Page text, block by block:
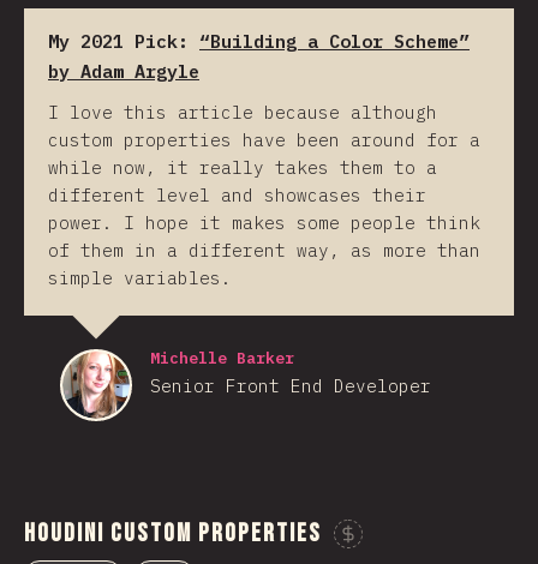
My 2021 Pick: “Building a Color Scheme”
by Adam Argyle
I love this article because although
custom properties have been around for a
while now, it really takes them to a
different level and showcases their
power. I hope it makes some people think
of them in a different way, as more than
simple variables.
Michelle Barker
Senior Front End Developer
Houdini Custom Properties